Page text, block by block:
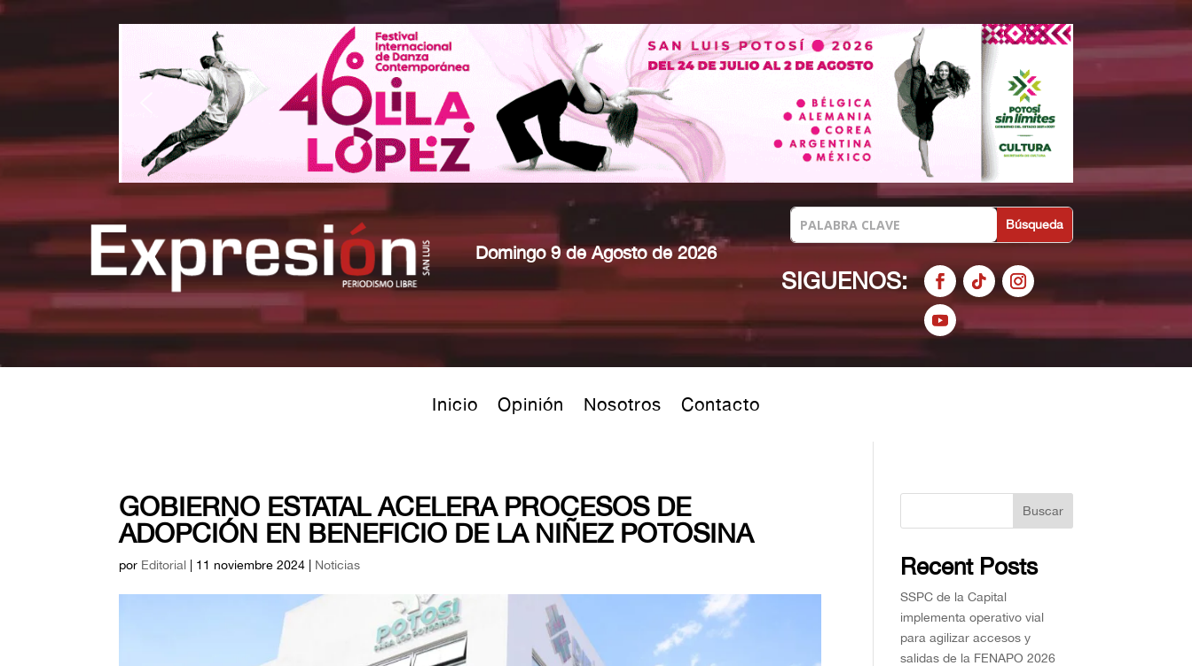
Domingo 9 de Agosto de 2026
SIGUENOS:
Inicio Opinión Nosotros Contacto
GOBIERNO ESTATAL ACELERA PROCESOS DE
ADOPCIÓN EN BENEFICIO DE LA NIÑEZ POTOSINA
por Editorial 11 noviembre 2024 Noticias
Buscar
Recent Posts
SSPC de la Capital
implementa operativo vial
para agilizar accesos y
salidas de la FENAPO 2026